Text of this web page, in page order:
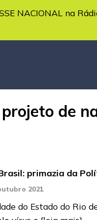
NACIONAL na
de
primazia da
2021
do Estado do Rio